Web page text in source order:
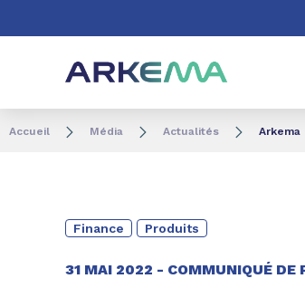
Accueil Média Actualités
Finance Produits
31 MAI 2022 - COMMUNIQUÉ DE